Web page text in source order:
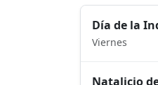
Día de la
Viernes
Natalicio